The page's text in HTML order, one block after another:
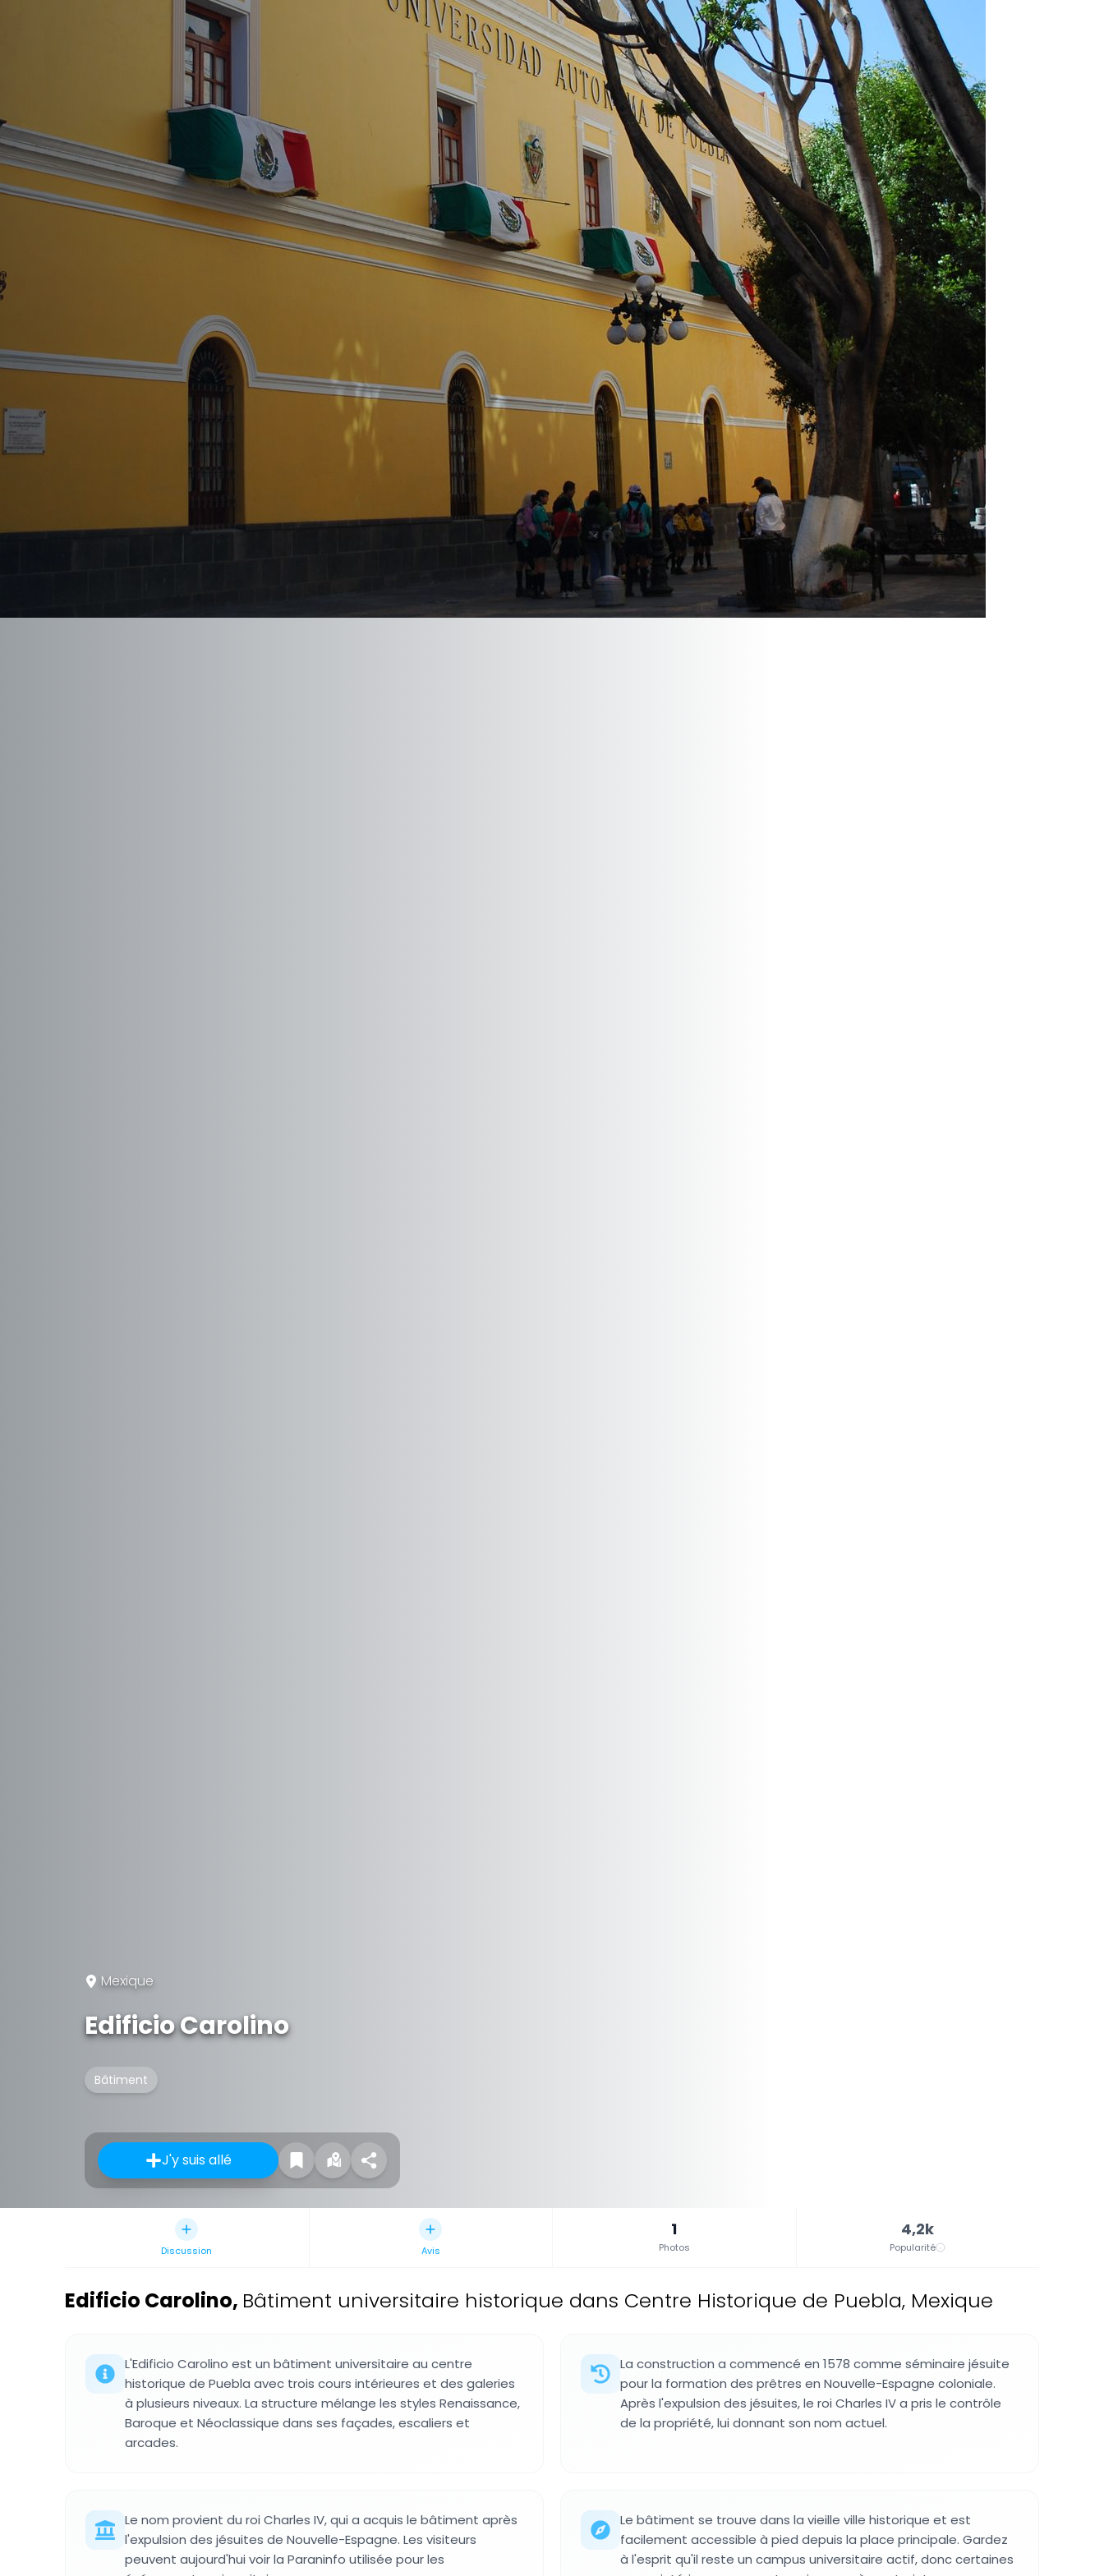
Mexique
Edificio Carolino
Bâtiment
J'y suis allé
Discussion Avis
1
Photos
4,2k
Popularité
Edificio Carolino, Bâtiment universitaire historique dans Centre Historique de Puebla, Mexique
L'Edificio Carolino est un bâtiment universitaire au centre
historique de Puebla avec trois cours intérieures et des galeries
à plusieurs niveaux. La structure mélange les styles Renaissance,
Baroque et Néoclassique dans ses façades, escaliers et
arcades.
La construction a commencé en 1578 comme séminaire jésuite
pour la formation des prêtres en Nouvelle-Espagne coloniale.
Après l'expulsion des jésuites, le roi Charles IV a pris le contrôle
de la propriété, lui donnant son nom actuel.
Le nom provient du roi Charles IV, qui a acquis le bâtiment après
l'expulsion des jésuites de Nouvelle-Espagne. Les visiteurs
peuvent aujourd'hui voir la Paraninfo utilisée pour les
Le bâtiment se trouve dans la vieille ville historique et est
facilement accessible à pied depuis la place principale. Gardez
à l'esprit qu'il reste un campus universitaire actif, donc certaines